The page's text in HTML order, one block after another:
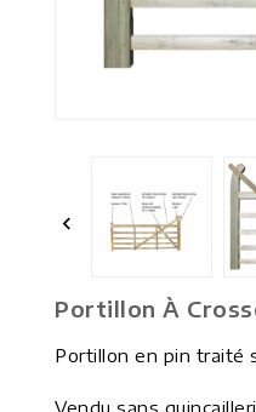

Portillon À
Portillon en pin traité
Vendu sans